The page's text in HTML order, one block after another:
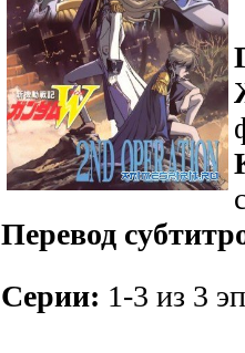
Перевод
Серии: 1-3 из 3